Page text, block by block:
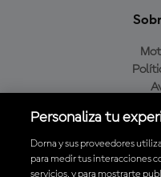
Personaliza tu
Dorna y sus proveedores
para medir tus interacciones
servicios, y para mostrarte